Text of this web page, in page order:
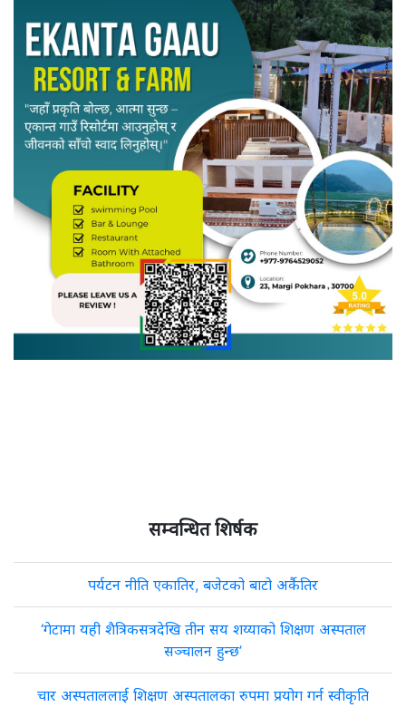
सम्वन्धित शिर्षक
पर्यटन नीति एकातिर, बजेटको बाटो अर्कैतिर
‘गेटामा यही शैत्रिकसत्रदेखि तीन सय शय्याको शिक्षण अस्पताल
सञ्चालन हुन्छ’
चार अस्पताललाई शिक्षण अस्पतालका रुपमा प्रयोग गर्न स्वीकृति